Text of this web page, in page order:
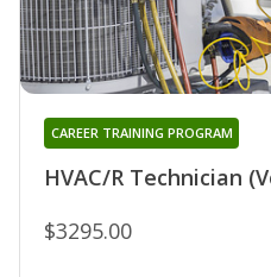
HVAC/R Technician
CAREER TRAINING PROGRAM
$3295.00